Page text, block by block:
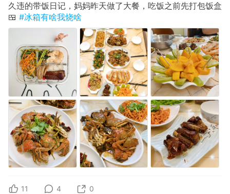
久违的带饭日记，妈妈昨天做了大餐，吃饭之前先打包饭盒
🍱 #冰箱有啥我烧啥
11 4 0